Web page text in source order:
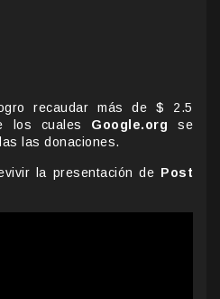
recaudar más de $ 2.5
los cuales Google.org se
las donaciones.
la presentación de Post